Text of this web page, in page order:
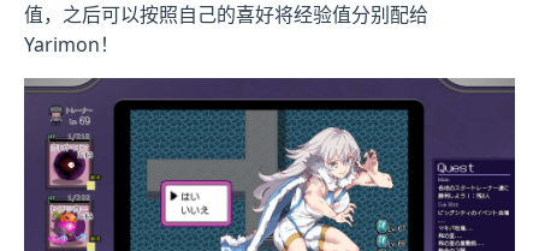
值，之后可以按照自己的喜好将经验值分别配给
Yarimon！